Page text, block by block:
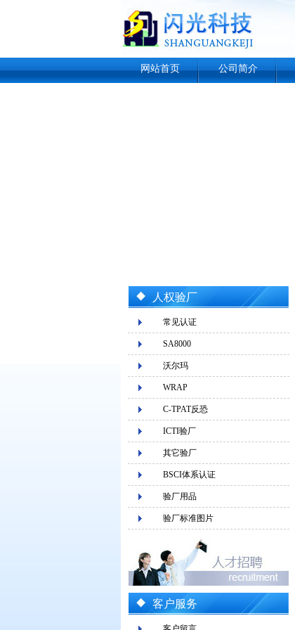
网站首页 公司简介
人权验厂
常见认证
SA8000
沃尔玛
WRAP
C-TPAT反恐
ICTI验厂
其它验厂
BSCI体系认证
验厂用品
验厂标准图片
客户服务